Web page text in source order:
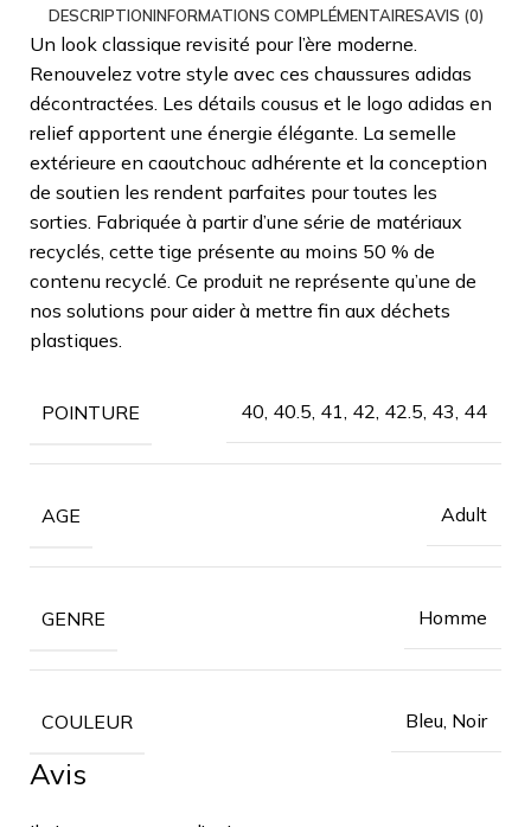
DESCRIPTIONINFORMATIONS COMPLÉMENTAIRESAVIS (0)
Un look classique revisité pour l’ère moderne.
Renouvelez votre style avec ces chaussures adidas
décontractées. Les détails cousus et le logo adidas en
relief apportent une énergie élégante. La semelle
extérieure en caoutchouc adhérente et la conception
de soutien les rendent parfaites pour toutes les
sorties. Fabriquée à partir d’une série de matériaux
recyclés, cette tige présente au moins 50 % de
contenu recyclé. Ce produit ne représente qu’une de
nos solutions pour aider à mettre fin aux déchets
plastiques.
POINTURE 40, 40.5, 41, 42, 42.5, 43, 44
AGE Adult
GENRE Homme
COULEUR Bleu, Noir
Avis